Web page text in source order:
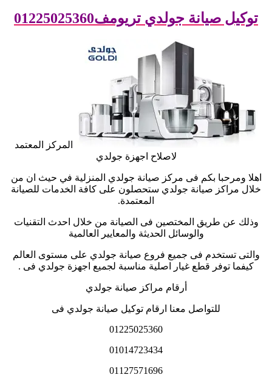
توكيل صيانة جولدي تريومف01225025360
المركز المعتمد
لاصلاح اجهزة جولدي
اهلا ومرحبا بكم فى مركز صيانة جولدي المنزلية في حيث ان من
خلال مراكز صيانة جولدي ستحصلون على كافة الخدمات للصيانة
المعتمدة.
وذلك عن طريق المختصين فى الصيانة من خلال احدث التقنيات
والوسائل الحديثة والمعايير العالمية
والتى تستخدم فى جميع فروع صيانة جولدي على مستوى العالم
كيفما توفر قطع غيار اصلية مناسبة لجميع اجهزة جولدي فى .
أرقام مراكز صيانة جولدي
للتواصل معنا ارقام توكيل صيانة جولدي فى
01225025360
01014723434
01127571696